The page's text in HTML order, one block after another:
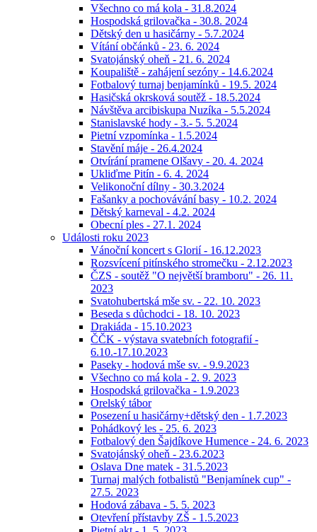
Všechno co má kola - 31.8.2024
Hospodská grilovačka - 30.8. 2024
Dětský den u hasičárny - 5.7.2024
Vítání občánků - 23. 6. 2024
Svatojánský oheň - 21. 6. 2024
Koupaliště - zahájení sezóny - 14.6.2024
Fotbalový turnaj benjamínků - 19.5. 2024
Hasičská okrsková soutěž - 18.5.2024
Návštěva arcibiskupa Nuzíka - 5.5.2024
Stanislavské hody - 3.- 5. 5.2024
Pietní vzpomínka - 1.5.2024
Stavění máje - 26.4.2024
Otvírání pramene Olšavy - 20. 4. 2024
Ukliďme Pitín - 6. 4. 2024
Velikonoční dílny - 30.3.2024
Fašanky a pochovávání basy - 10.2. 2024
Dětský karneval - 4.2. 2024
Obecní ples - 27.1. 2024
Události roku 2023
Vánoční koncert s Glorií - 16.12.2023
Rozsvícení pitínského stromečku - 2.12.2023
ČZS - soutěž "O největší bramboru" - 26. 11.
2023
Svatohubertská mše sv. - 22. 10. 2023
Beseda s důchodci - 18. 10. 2023
Drakiáda - 15.10.2023
ČČK - výstava svatebních fotografií -
6.10.-17.10.2023
Paseky - hodová mše sv. - 9.9.2023
Všechno co má kola - 2. 9. 2023
Hospodská grilovačka - 1.9.2023
Orelský tábor
Posezení u hasičárny+dětský den - 1.7.2023
Pohádkový les - 25. 6. 2023
Fotbalový den Šajdíkove Humence - 24. 6. 2023
Svatojánský oheň - 23.6.2023
Oslava Dne matek - 31.5.2023
Turnaj malých fotbalistů "Benjamínek cup" -
27.5. 2023
Hodová zábava - 5. 5. 2023
Otevření přístavby ZŠ - 1.5.2023